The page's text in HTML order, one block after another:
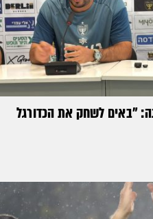
״באים לשחק את הכדורגל